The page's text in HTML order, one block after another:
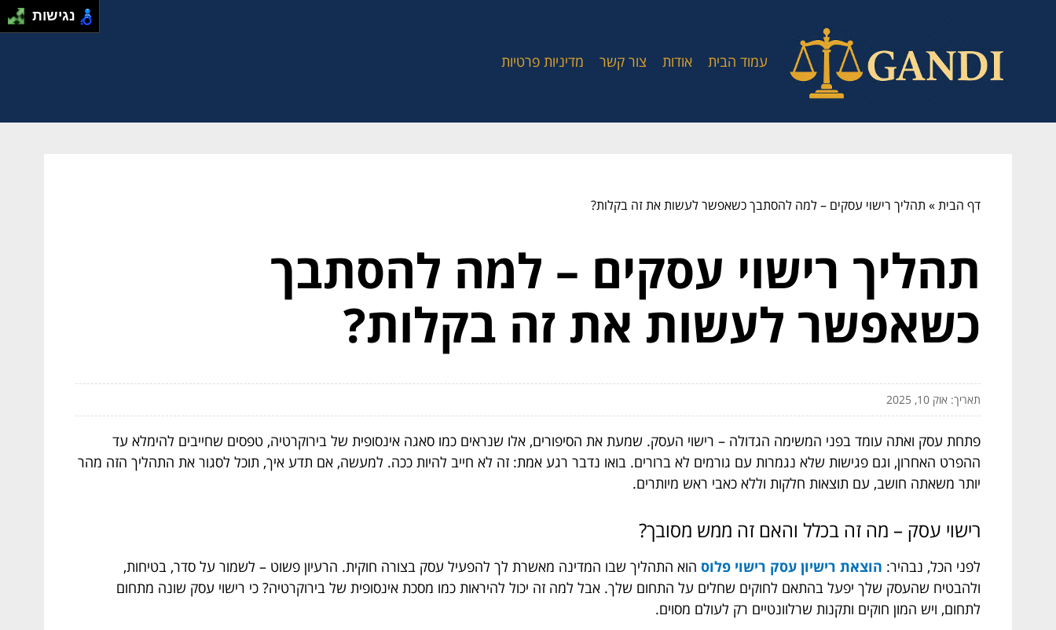
עמוד הבית אודות צור קשר מדיניות פרטיות
דף הבית» תהליך רישוי עסקים – למה להסתבך כשאפשר לעשות את זה בקלות?
תהליך רישוי עסקים – למה להסתבך
כשאפשר לעשות את זה בקלות?
תאריך: אוק 10, 2025
פתחת עסק ואתה עומד בפני המשימה הגדולה – רישוי העסק. שמעת את הסיפורים, אלו שנראים כמו סאגה אינסופית של בירוקרטיה, טפסים שחייבים להימלא עד
ההפרט האחרון, וגם פגישות שלא נגמרות עם גורמים לא ברורים. בואו נדבר רגע אמת: זה לא חייב להיות ככה. למעשה, אם תדע איך, תוכל לסגור את התהליך הזה מהר
יותר משאתה חושב, עם תוצאות חלקות וללא כאבי ראש מיותרים.
רישוי עסק – מה זה בכלל והאם זה ממש מסובך?
לפני הכל, נבהיר: הוצאת רישיון עסק רישוי פלוס הוא התהליך שבו המדינה מאשרת לך להפעיל עסק בצורה חוקית. הרעיון פשוט – לשמור על סדר, בטיחות,
ולהבטיח שהעסק שלך יפעל בהתאם לחוקים שחלים על התחום שלך. אבל למה זה יכול להיראות כמו מסכת אינסופית של בירוקרטיה? כי רישוי עסק שונה מתחום
לתחום, ויש המון חוקים ותקנות שרלוונטיים רק לעולם מסוים.
נגישות